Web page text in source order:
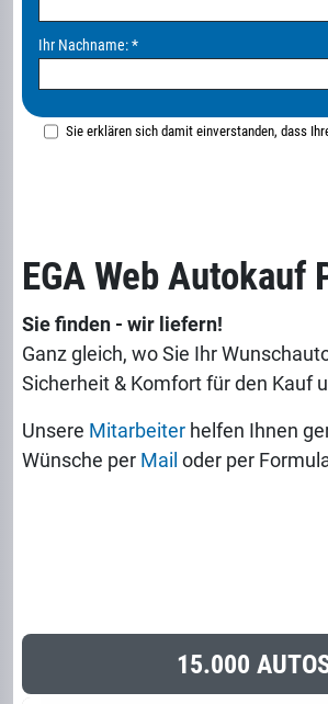
Ihr Nachname:*
Sie erklären sich damit einverstanden, dass
EGA Web Autokauf
Sie finden - wir liefern!
Ganz gleich, wo Sie Ihr
Sicherheit & Komfort für den Kauf
Unsere Mitarbeiterhelfen Ihnen
Wünsche per Mail oder per
15.000